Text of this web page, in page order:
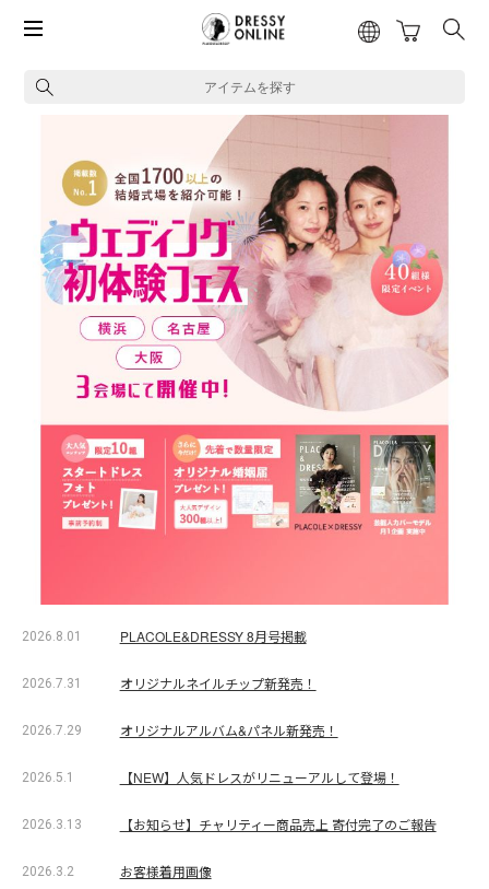
アイテムを探す
2026.8.01 PLACOLE&DRESSY 8月号掲載
2026.7.31 オリジナルネイルチップ新発売！
2026.7.29 オリジナルアルバム&パネル新発売！
2026.5.1 【NEW】人気ドレスがリニューアルして登場！
2026.3.13 【お知らせ】チャリティー商品売上 寄付完了のご報告
2026.3.2 お客様着用画像